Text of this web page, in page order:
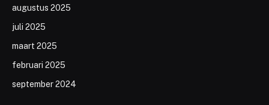
augustus 2025
juli 2025
maart 2025
februari 2025
september 2024